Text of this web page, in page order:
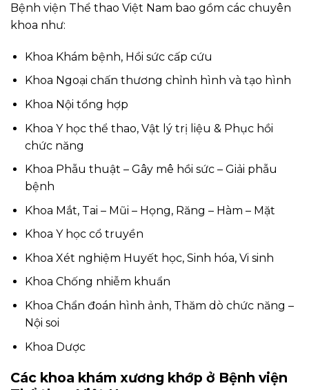
Bệnh viện Thể thao Việt Nam bao gồm các chuyên
khoa như:
Khoa Khám bệnh, Hồi sức cấp cứu
Khoa Ngoại chấn thương chỉnh hình và tạo hình
Khoa Nội tổng hợp
Khoa Y học thể thao, Vật lý trị liệu & Phục hồi
chức năng
Khoa Phẫu thuật – Gây mê hồi sức – Giải phẫu
bệnh
Khoa Mắt, Tai – Mũi – Họng, Răng – Hàm – Mặt
Khoa Y học cổ truyền
Khoa Xét nghiệm Huyết học, Sinh hóa, Vi sinh
Khoa Chống nhiễm khuẩn
Khoa Chẩn đoán hình ảnh, Thăm dò chức năng –
Nội soi
Khoa Dược
Các khoa khám xương khớp ở Bệnh viện